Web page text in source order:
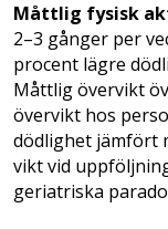
Måttlig fysisk
2–3 gånger per
procent lägre
Måttlig övervikt
övervikt hos
dödlighet jämfört
vikt vid
geriatriska